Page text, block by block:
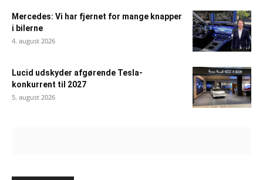
Mercedes: Vi har fjernet for mange knapper
i bilerne
4. august 2026
Lucid udskyder afgørende Tesla-
konkurrent til 2027
5. august 2026